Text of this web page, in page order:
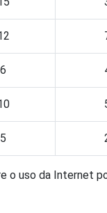
6
5
o uso da Internet